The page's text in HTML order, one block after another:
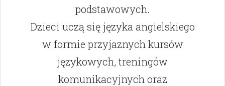
podstawowych.
Dzieci uczą się języka angielskiego
w formie przyjaznych kursów
językowych, treningów
komunikacyjnych oraz